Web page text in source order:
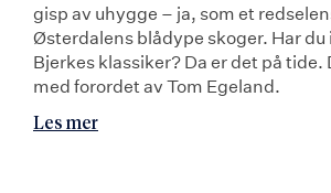
gisp av uhygge – ja, som et
Østerdalens blådype skoger. Har du
Bjerkes klassiker? Da er det på tide.
med forordet av Tom Egeland.
Les mer